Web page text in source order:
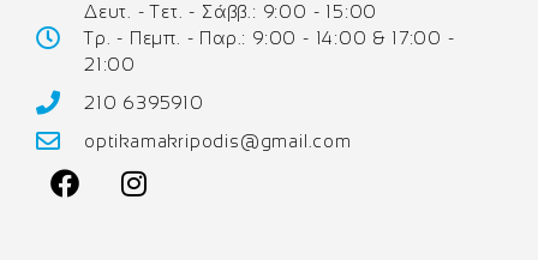
Δευτ. - Τετ. - Σάββ.: 9:00 - 15:00
Τρ. - Πεμπ. - Παρ.: 9:00 - 14:00 & 17:00 -
21:00
210 6395910
optikamakripodis@gmail.com